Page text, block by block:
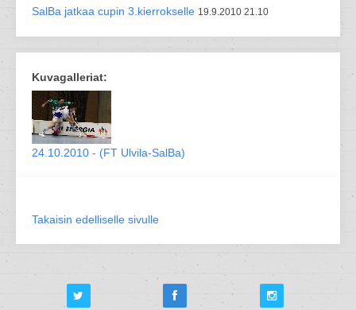
SalBa jatkaa cupin 3.kierrokselle 19.9.2010 21.10
Kuvagalleriat:
24.10.2010 - (FT Ulvila-SalBa)
Takaisin edelliselle sivulle